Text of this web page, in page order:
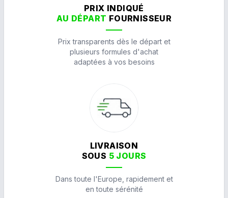
PRIX INDIQUÉ
AU DÉPART FOURNISSEUR
Prix transparents dès le départ et
plusieurs formules d'achat
adaptées à vos besoins
LIVRAISON
SOUS 5 JOURS
Dans toute l'Europe, rapidement et
en toute sérénité